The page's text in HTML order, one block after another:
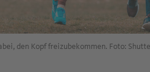
den Kopf freizubekommen. Foto: